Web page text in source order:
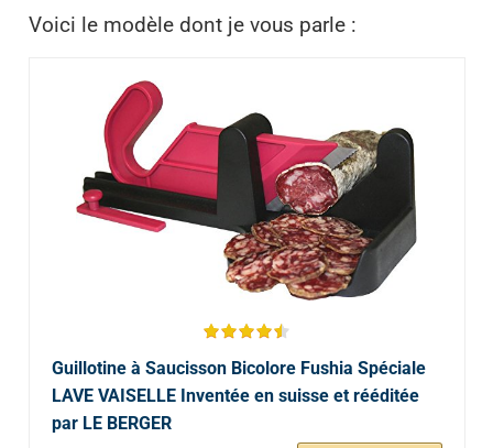
Voici le modèle dont je vous parle :
Guillotine à Saucisson Bicolore Fushia Spéciale
LAVE VAISELLE Inventée en suisse et rééditée
par LE BERGER